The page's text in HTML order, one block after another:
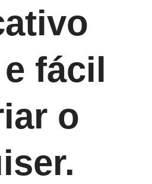
fácil
o